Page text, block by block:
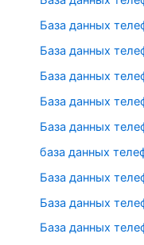
База данных
База данных
База данных
База данных
База данных
база данных
База данных
База данных
База данных